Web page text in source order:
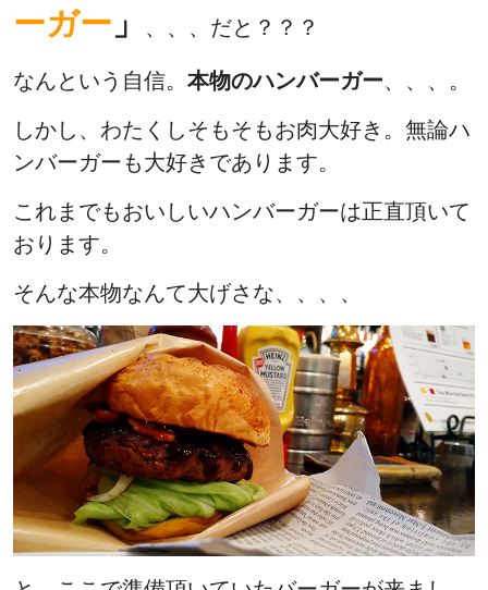
ーガー 」 、、、だと？？？
なんという自信。 本物のハンバーガー、、、。
しかし、わたくしそもそもお肉大好き。無論ハ
ンバーガーも大好きであります。
これまでもおいしいハンバーガーは正直頂いて
おります。
そんな本物なんて大げさな、、、、